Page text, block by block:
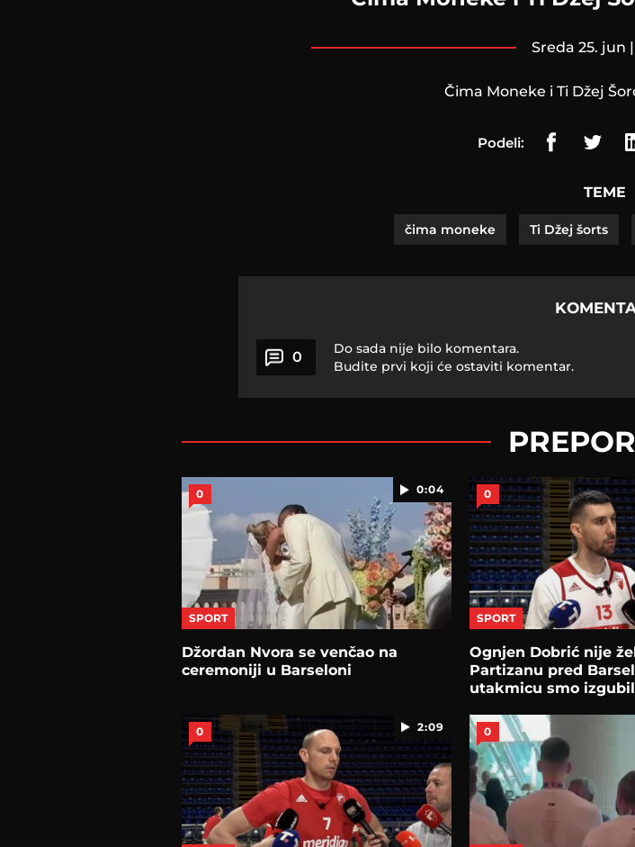
sreda 25. jun
Čima Moneke i Ti Džej
Podeli:
TEME
čima moneke Ti Džej šorts
0
Do sada nije bilo komentara.
Budite prvi koji će ostaviti komentar.
0:04
0
SPORT
Džordan Nvora se venčao na
ceremoniji u Barseloni
0
SPORT
Ognjen Dobrić nije
Partizanu pred
utakmicu smo
2:09
0 0